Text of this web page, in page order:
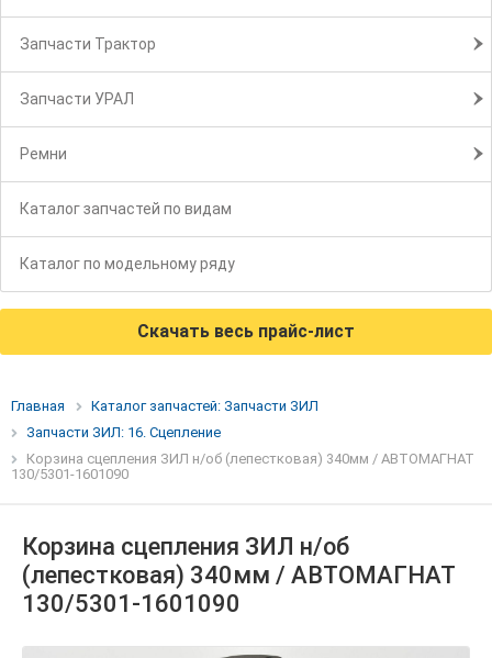
Запчасти Трактор
Запчасти УРАЛ
Ремни
Каталог запчастей по видам
Каталог по модельному ряду
Скачать весь прайс-лист
Главная
Каталог запчастей: Запчасти ЗИЛ
Запчасти ЗИЛ: 16. Сцепление
Корзина сцепления ЗИЛ н/об (лепестковая) 340мм / АВТОМАГНАТ
130/5301-1601090
Корзина сцепления ЗИЛ н/об
(лепестковая) 340мм / АВТОМАГНАТ
130/5301-1601090